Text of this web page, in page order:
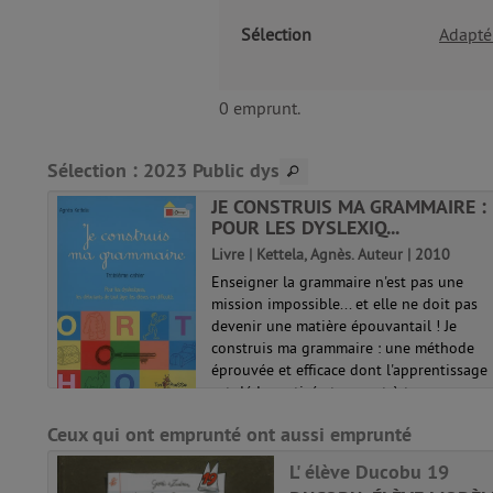
Sélection
0 emprunt.
Sélection : 2023 Public dys
JE CONSTRUIS MA GRAMMAIRE :
POUR LES DYSLEXIQ...
Livre | Kettela, Agnès. Auteur | 2010
Enseigner la grammaire n'est pas une
mission impossible... et elle ne doit pas
devenir une matière épouvantail ! Je
construis ma grammaire : une méthode
éprouvée et efficace dont l'apprentissage
est dédramatisé et permet à tous ce...
Ceux qui ont emprunté ont aussi emprunté
L' élève Ducobu 19